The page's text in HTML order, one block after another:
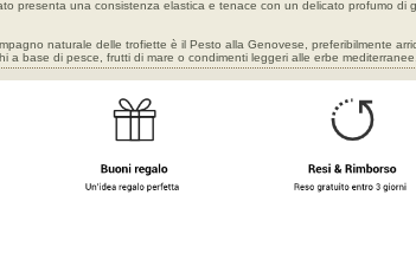
presenta una consistenza elastica e tenace con un delicato profumo di
naturale delle trofiette è il Pesto alla Genovese, preferibilmente
a base di pesce, frutti di mare o condimenti leggeri alle erbe mediterranee.